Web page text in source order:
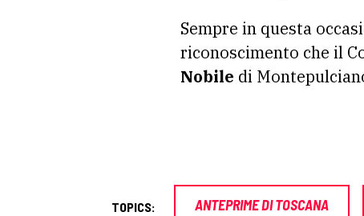
Sempre in questa
riconoscimento che il
Nobile di
TOPICS: ANTEPRIME DI TOSCANA